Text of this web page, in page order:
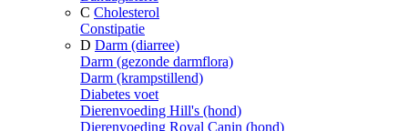
C Cholesterol
Constipatie
D Darm (diarree)
Darm (gezonde darmflora)
Darm (krampstillend)
Diabetes voet
Dierenvoeding Hill's (hond)
Dierenvoeding Royal Canin (hond)